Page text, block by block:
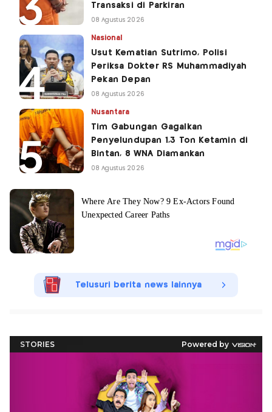
Transaksi di Parkiran
08 Agustus 2026
Nasional
Usut Kematian Sutrimo, Polisi
Periksa Dokter RS Muhammadiyah
Pekan Depan
08 Agustus 2026
Nusantara
Tim Gabungan Gagalkan
Penyelundupan 1,3 Ton Ketamin di
Bintan, 8 WNA Diamankan
08 Agustus 2026
Telusuri berita news lainnya